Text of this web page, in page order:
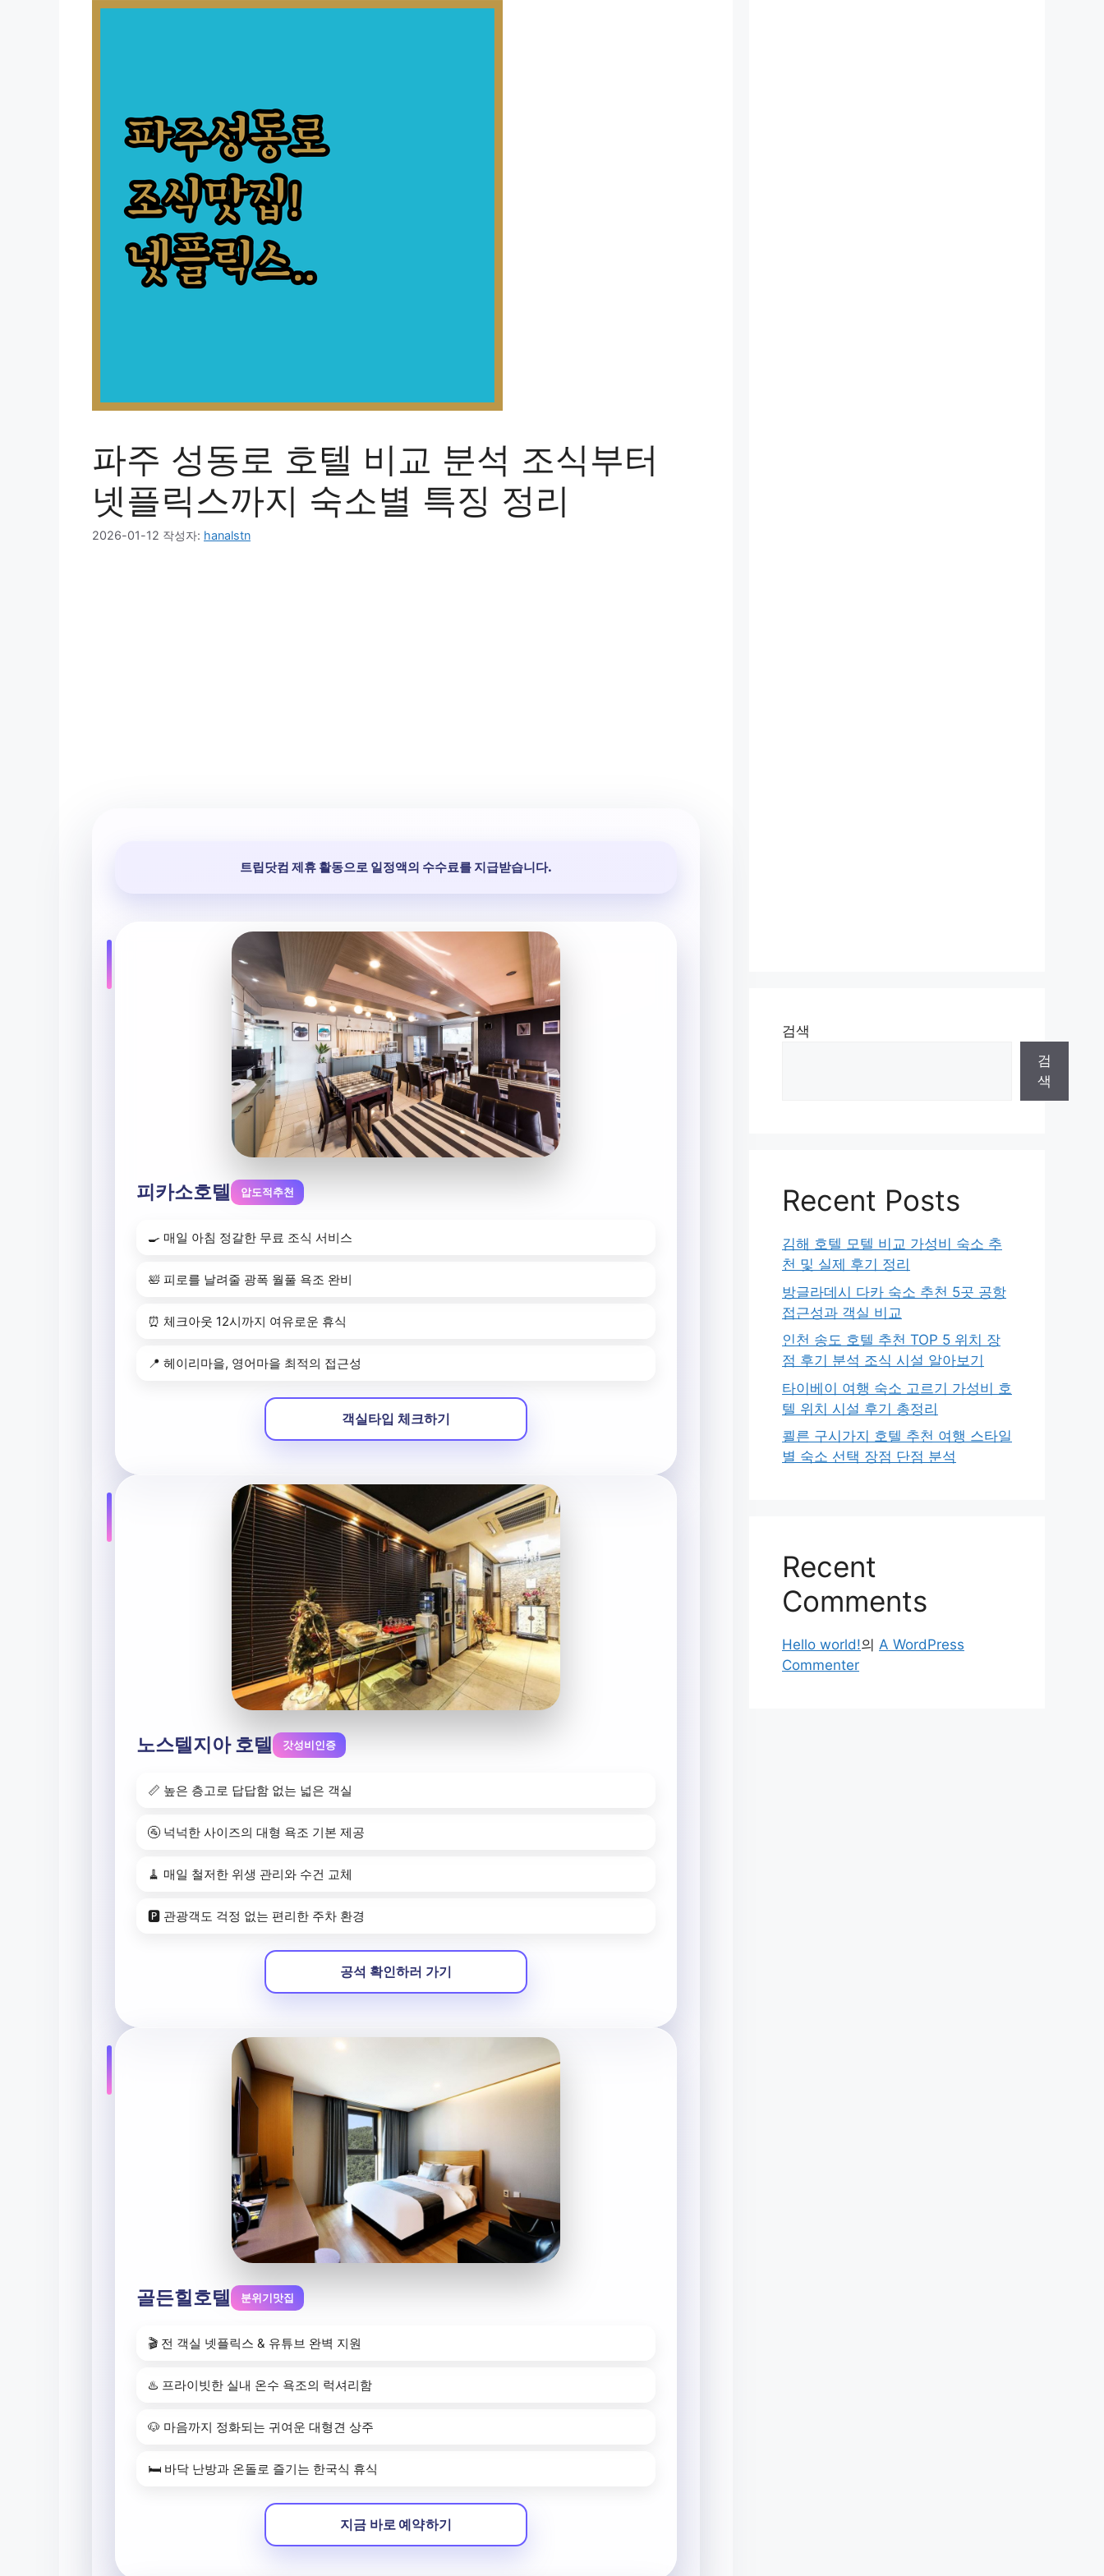
파주 성동로 호텔 비교 분석 조식부터
넷플릭스까지 숙소별 특징 정리
2026-01-12 작성자: hanalstn
트립닷컴 제휴 활동으로 일정액의 수수료를 지급받습니다.
피카소호텔 압도적추천
🍳 매일 아침 정갈한 무료 조식 서비스
🛀 피로를 날려줄 광폭 월풀 욕조 완비
⏰ 체크아웃 12시까지 여유로운 휴식
📍 헤이리마을, 영어마을 최적의 접근성
객실타입 체크하기
노스텔지아 호텔 갓성비인증
📏 높은 층고로 답답함 없는 넓은 객실
🚰 넉넉한 사이즈의 대형 욕조 기본 제공
🧹 매일 철저한 위생 관리와 수건 교체
🅿️ 관광객도 걱정 없는 편리한 주차 환경
공석 확인하러 가기
골든힐호텔 분위기맛집
🎬 전 객실 넷플릭스 & 유튜브 완벽 지원
♨️ 프라이빗한 실내 온수 욕조의 럭셔리함
🐶 마음까지 정화되는 귀여운 대형견 상주
🛏️ 바닥 난방과 온돌로 즐기는 한국식 휴식
지금 바로 예약하기
검색
검
색
Recent Posts
김해 호텔 모텔 비교 가성비 숙소 추
천 및 실제 후기 정리
방글라데시 다카 숙소 추천 5곳 공항
접근성과 객실 비교
인천 송도 호텔 추천 TOP 5 위치 장
점 후기 분석 조식 시설 알아보기
타이베이 여행 숙소 고르기 가성비 호
텔 위치 시설 후기 총정리
쾰른 구시가지 호텔 추천 여행 스타일
별 숙소 선택 장점 단점 분석
Recent
Comments
Hello world!의 A WordPress
Commenter